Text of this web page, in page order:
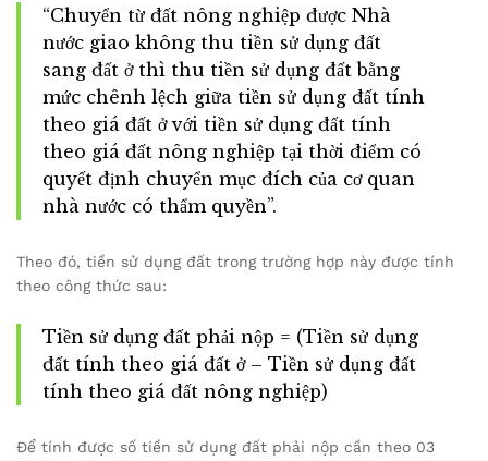
“Chuyển từ đất nông nghiệp được Nhà
nước giao không thu tiền sử dụng đất
sang đất ở thì thu tiền sử dụng đất bằng
mức chênh lệch giữa tiền sử dụng đất tính
theo giá đất ở với tiền sử dụng đất tính
theo giá đất nông nghiệp tại thời điểm có
quyết định chuyển mục đích của cơ quan
nhà nước có thẩm quyền”.
Theo đó, tiền sử dụng đất trong trường hợp này được tính
theo công thức sau:
Tiền sử dụng đất phải nộp = (Tiền sử dụng
đất tính theo giá đất ở – Tiền sử dụng đất
tính theo giá đất nông nghiệp)
Để tính được số tiền sử dụng đất phải nộp cần theo 03